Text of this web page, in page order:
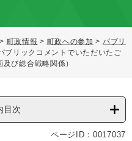
> 町政情報 > 町政への参加 > パブリ
ブリックコメントでいただいたご
び総合戦略関係）
目次
ページID：0017037